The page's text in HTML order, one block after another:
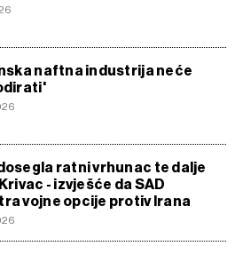
naftna industrija neće
ratni vrhunac te dalje
- izvješće da SAD
vojne opcije protiv Irana